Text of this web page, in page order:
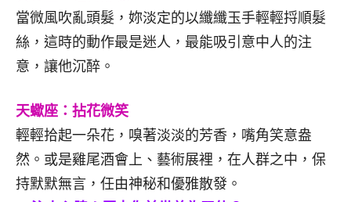
當微風吹亂頭髮，妳淡定的以纖纖玉手輕輕捋順髮
絲，這時的動作最是迷人，最能吸引意中人的注
意，讓他沉醉。
天蠍座：拈花微笑
輕輕拾起一朵花，嗅著淡淡的芳香，嘴角笑意盎
然。或是雞尾酒會上、藝術展裡，在人群之中，保
持默默無言，任由神秘和優雅散發。